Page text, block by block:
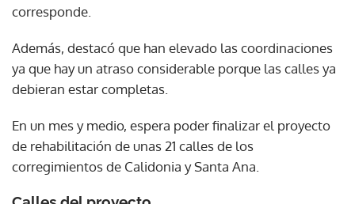
corresponde.
Además, destacó que han elevado las coordinaciones
ya que hay un atraso considerable porque las calles ya
debieran estar completas.
En un mes y medio, espera poder finalizar el proyecto
de rehabilitación de unas 21 calles de los
corregimientos de Calidonia y Santa Ana.